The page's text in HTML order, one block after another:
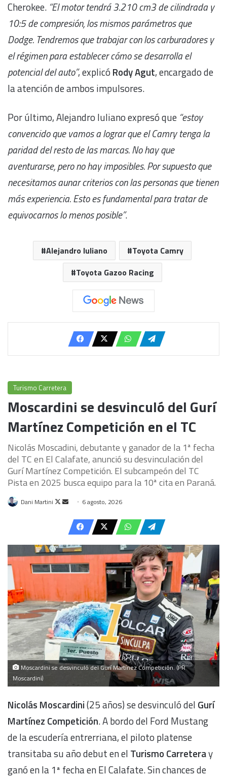
Cherokee. “El motor tendrá 3.210 cm3 de cilindrada y
10:5 de compresión, los mismos parámetros que
Dodge. Tendremos que trabajar con los carburadores y
el régimen para establecer cómo se desarrolla el
potencial del auto”, explicó Rody Agut, encargado de
la atención de ambos impulsores.
Por último, Alejandro Iuliano expresó que “estoy
convencido que vamos a lograr que el Camry tenga la
paridad del resto de las marcas. No hay que
aventurarse, pero no hay imposibles. Por supuesto que
necesitamos aunar criterios con las personas que tienen
más experiencia. Esto es fundamental para tratar de
equivocarnos lo menos posible”.
Alejandro Iuliano
Toyota Camry
Toyota Gazoo Racing